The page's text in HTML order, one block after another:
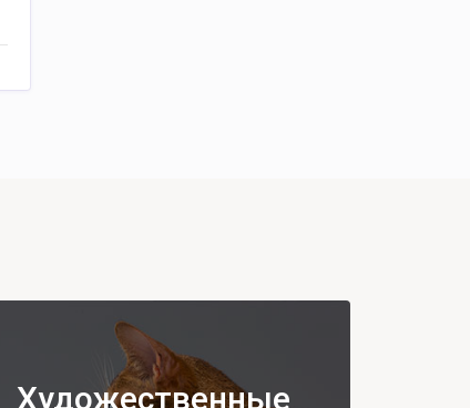
Художественные